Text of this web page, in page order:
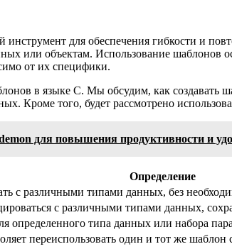
для обеспечения гибкости и
или объектам. Использование шаблонов
от их специфики.
в языке C. Мы обсудим, как создавать
Кроме того, будет рассмотрено
для повышения продуктивности и
Определение
с различными типами данных, без
с различными типами данных,
определенного типа данных или набора
переиспользовать один и тот же